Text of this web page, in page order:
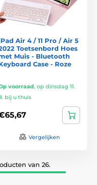
Air 4 / 11 Pro / Air 5
Toetsenbord Hoes
Muis - Bluetooth
Case - Roze
voorraad, op dinsdag 11.
bij u thuis
Vergelijken
van 26.